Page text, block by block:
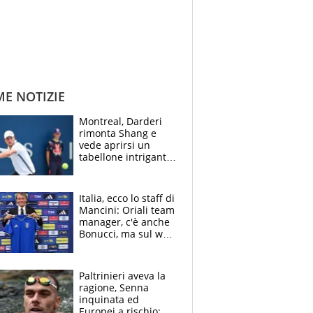
NOTIZIE
Montreal, Darderi
rimonta Shang e
vede aprirsi un
tabellone intrigante:
felice del mio livello"
Italia, ecco lo staff di
Mancini: Oriali team
manager, c'è anche
Bonucci, ma sul web
Paltrinieri aveva la
ragione, Senna
inquinata ed